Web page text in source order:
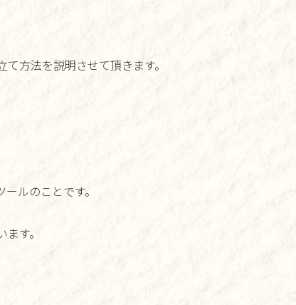
方法を説明させて頂きます。
ルのことです。
す。